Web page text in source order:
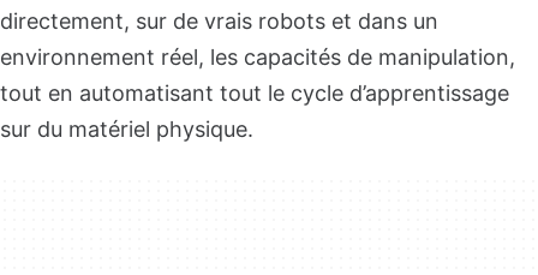
directement, sur de vrais robots et dans un
environnement réel, les capacités de manipulation,
tout en automatisant tout le cycle d’apprentissage
sur du matériel physique.